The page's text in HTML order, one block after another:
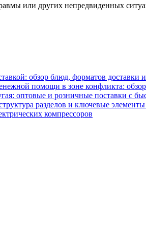
или других непредвиденных
обзор блюд, форматов доставки
помощи в зоне конфликта:
оптовые и розничные поставки с
разделов и ключевые
компрессоров